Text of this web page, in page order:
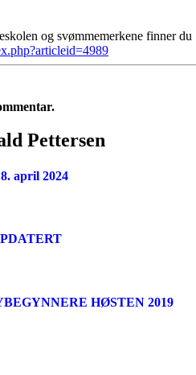
og svømmemerkene finner du
Pettersen
april 2024
HØSTEN 2019